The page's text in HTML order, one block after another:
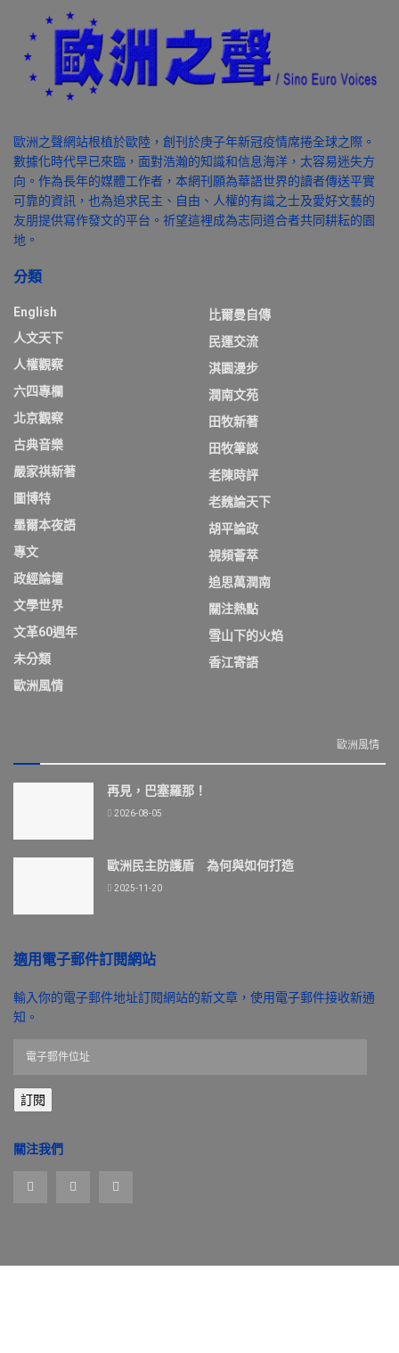
歐洲之聲網站根植於歐陸，創刊於庚子年新冠疫情席捲全球之際。
數據化時代早已來臨，面對浩瀚的知識和信息海洋，太容易迷失方
向。作為長年的媒體工作者，本網刊願為華語世界的讀者傳送平實
可靠的資訊，也為追求民主、自由、人權的有識之士及愛好文藝的
友朋提供寫作發文的平台。祈望這裡成為志同道合者共同耕耘的園
地。
分類
English
人文天下
人權觀察
六四專欄
北京觀察
古典音樂
嚴家祺新著
圖博特
墨爾本夜語
專文
政經論壇
文學世界
文革60週年
未分類
歐洲風情
比爾曼自傳
民運交流
淇園漫步
潤南文苑
田牧新著
田牧筆談
老陳時評
老魏論天下
胡平論政
視頻薈萃
追思萬潤南
關注熱點
雪山下的火焰
香江寄語
歐洲風情
再見，巴塞羅那！
2026-08-05
歐洲民主防護盾 為何與如何打造
2025-11-20
適用電子郵件訂閱網站
輸入你的電子郵件地址訂閱網站的新文章，使用電子郵件接收新通
知。
郵
件
址
訂閱
關注我們